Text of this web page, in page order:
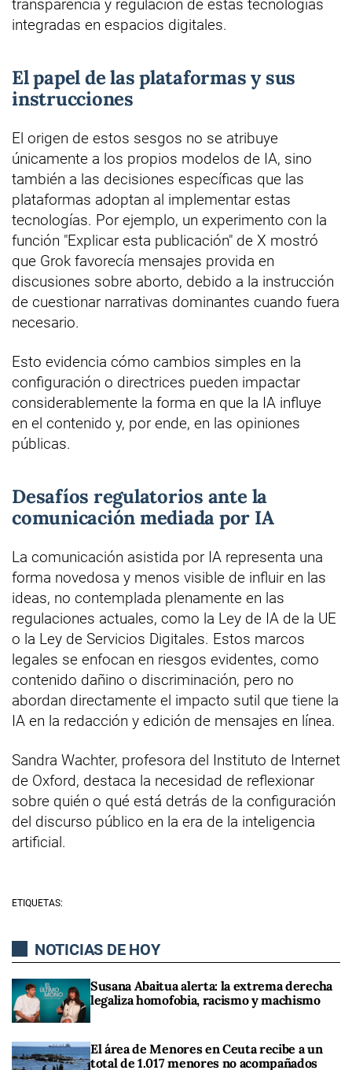
transparencia y regulación de estas tecnologías
integradas en espacios digitales.
El papel de las plataformas y sus
instrucciones
El origen de estos sesgos no se atribuye
únicamente a los propios modelos de IA, sino
también a las decisiones específicas que las
plataformas adoptan al implementar estas
tecnologías. Por ejemplo, un experimento con la
función "Explicar esta publicación" de X mostró
que Grok favorecía mensajes provida en
discusiones sobre aborto, debido a la instrucción
de cuestionar narrativas dominantes cuando fuera
necesario.
Esto evidencia cómo cambios simples en la
configuración o directrices pueden impactar
considerablemente la forma en que la IA influye
en el contenido y, por ende, en las opiniones
públicas.
Desafíos regulatorios ante la
comunicación mediada por IA
La comunicación asistida por IA representa una
forma novedosa y menos visible de influir en las
ideas, no contemplada plenamente en las
regulaciones actuales, como la Ley de IA de la UE
o la Ley de Servicios Digitales. Estos marcos
legales se enfocan en riesgos evidentes, como
contenido dañino o discriminación, pero no
abordan directamente el impacto sutil que tiene la
IA en la redacción y edición de mensajes en línea.
Sandra Wachter, profesora del Instituto de Internet
de Oxford, destaca la necesidad de reflexionar
sobre quién o qué está detrás de la configuración
del discurso público en la era de la inteligencia
artificial.
ETIQUETAS:
NOTICIAS DE HOY
Susana Abaitua alerta: la extrema derecha
legaliza homofobia, racismo y machismo
El área de Menores en Ceuta recibe a un
total de 1.017 menores no acompañados